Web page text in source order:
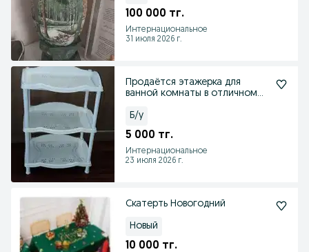
100 000 тг.
Интернациональное
31 июля 2026 г.
Продаётся этажерка для
ванной комнаты в отличном
Б/у
5 000 тг.
Интернациональное
23 июля 2026 г.
Скатерть Новогодний
Новый
10 000 тг.